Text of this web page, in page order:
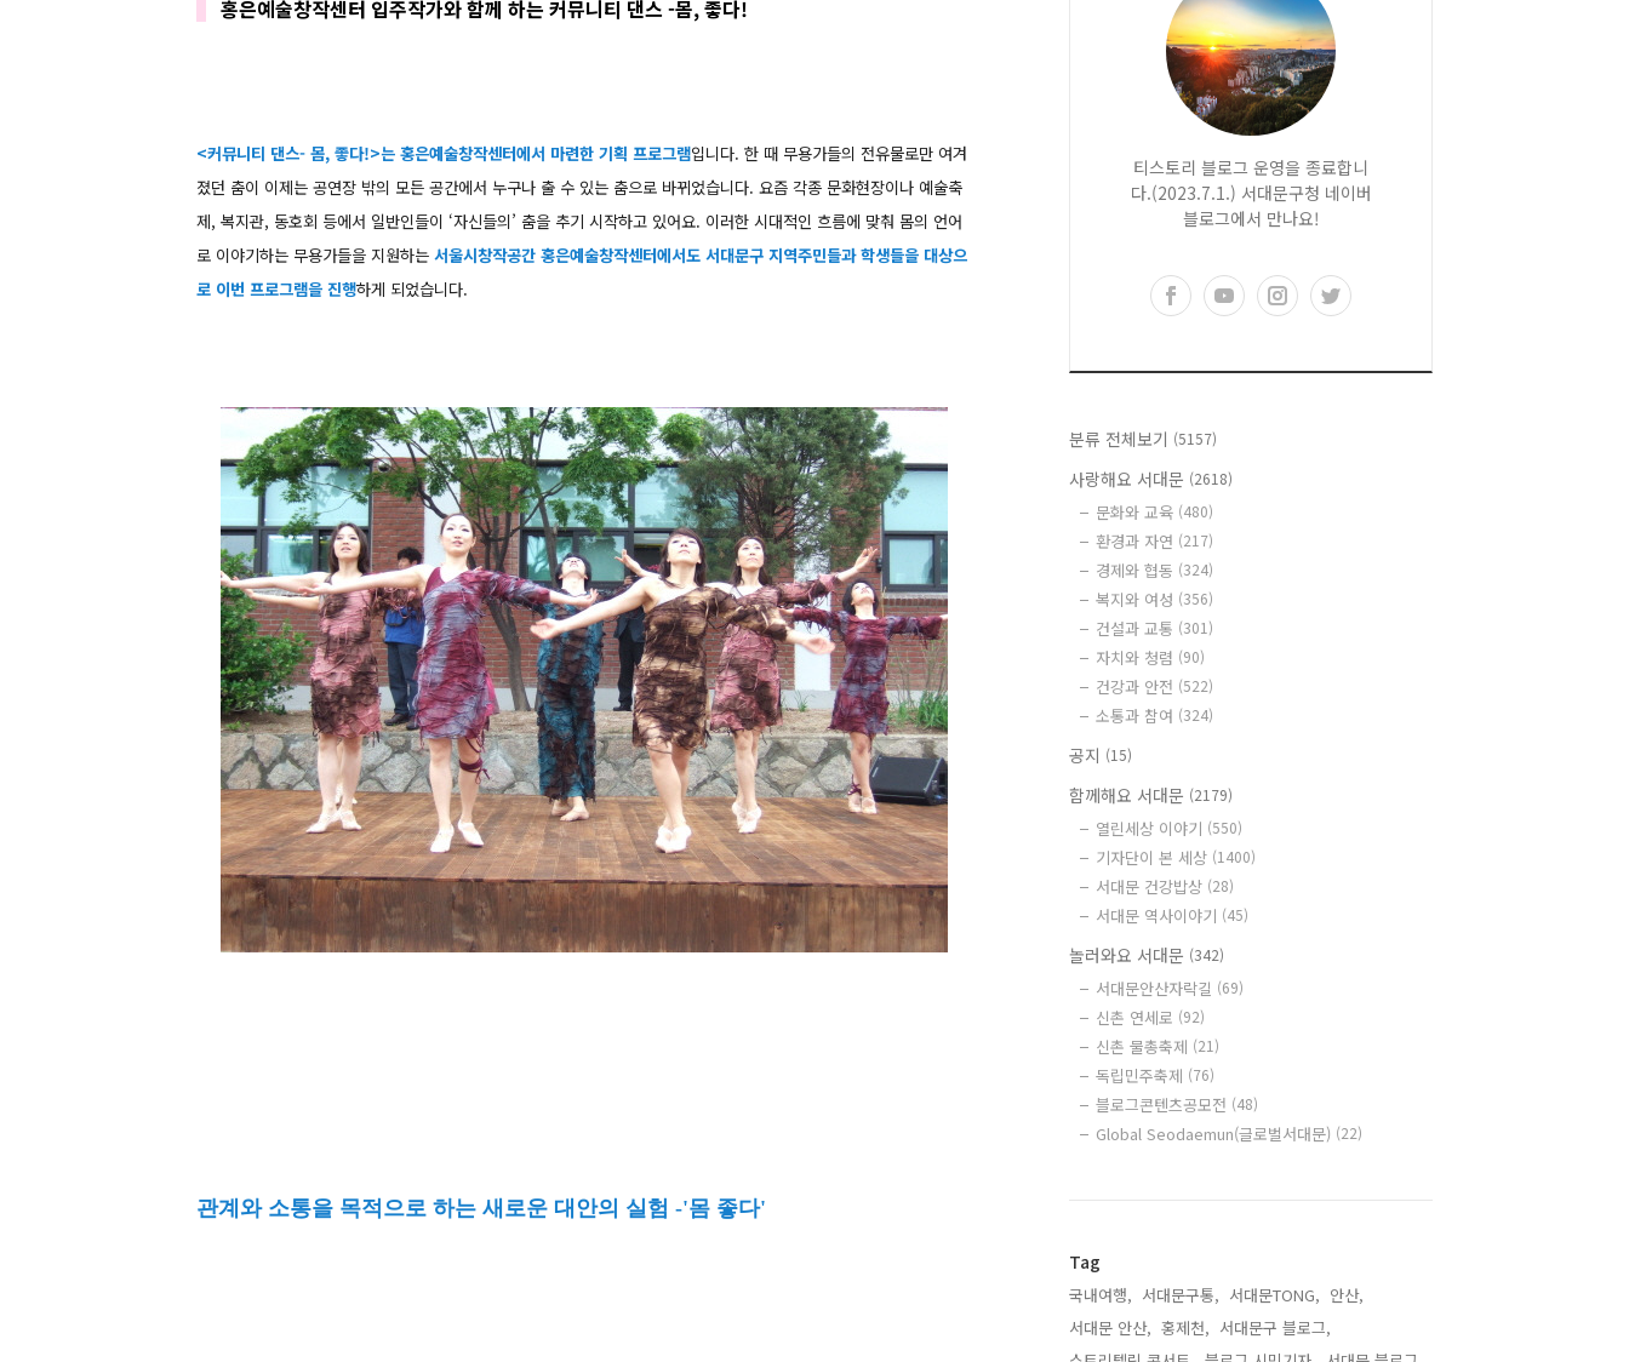
홍은예술창작센터 입주작가와 함께 하는 커뮤니티 댄스 -몸, 좋다!
<커뮤니티 댄스- 몸, 좋다!>는 홍은예술창작센터에서 마련한 기획 프로그램입니다. 한 때 무용가들의 전유물로만 여겨
졌던 춤이 이제는 공연장 밖의 모든 공간에서 누구나 출 수 있는 춤으로 바뀌었습니다. 요즘 각종 문화현장이나 예술축
제, 복지관, 동호회 등에서 일반인들이 ‘자신들의’ 춤을 추기 시작하고 있어요. 이러한 시대적인 흐름에 맞춰 몸의 언어
로 이야기하는 무용가들을 지원하는 서울시창작공간 홍은예술창작센터에서도 서대문구 지역주민들과 학생들을 대상으
로 이번 프로그램을 진행하게 되었습니다.
관계와 소통을 목적으로 하는 새로운 대안의 실험 -'몸 좋다'
티스토리 블로그 운영을 종료합니
다.(2023.7.1.) 서대문구청 네이버
블로그에서 만나요!
분류 전체보기 (5157)
사랑해요 서대문 (2618)
문화와 교육 (480)
환경과 자연 (217)
경제와 협동 (324)
복지와 여성 (356)
건설과 교통 (301)
자치와 청렴 (90)
건강과 안전 (522)
소통과 참여 (324)
공지 (15)
함께해요 서대문 (2179)
열린세상 이야기 (550)
기자단이 본 세상 (1400)
서대문 건강밥상 (28)
서대문 역사이야기 (45)
놀러와요 서대문 (342)
서대문안산자락길 (69)
신촌 연세로 (92)
신촌 물총축제 (21)
독립민주축제 (76)
블로그콘텐츠공모전 (48)
Global Seodaemun(글로벌서대문) (22)
Tag
국내여행, 서대문구통, 서대문TONG, 안산,
서대문 안산, 홍제천, 서대문구 블로그,